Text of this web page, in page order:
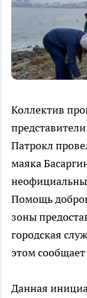
Коллектив
Патрокл
маяка
Помощь
зоны
городская
этом сообщает
Данная